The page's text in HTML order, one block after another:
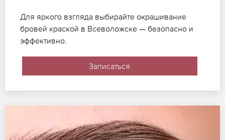
Для яркого взгляда выбирайте окрашивание
бровей краской в Всеволожске — безопасно и
эффективно.
Записаться